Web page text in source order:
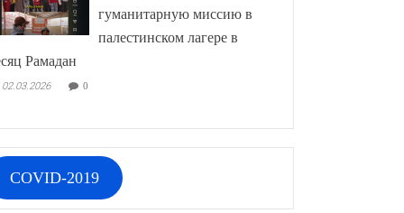
гуманитарную миссию в
палестинском лагере в
Рамадан
02.03.2026 0
COVID-2019